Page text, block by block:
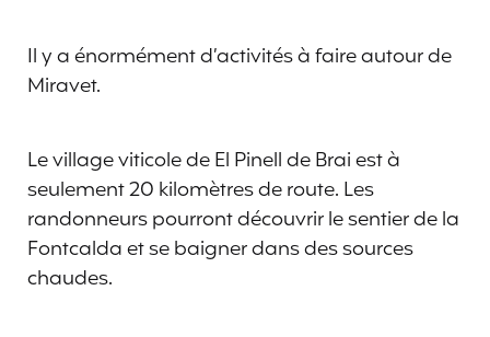
Il y a énormément d’activités à faire autour de
Miravet.
Le village viticole de El Pinell de Brai est à
seulement 20 kilomètres de route. Les
randonneurs pourront découvrir le sentier de la
Fontcalda et se baigner dans des sources
chaudes.